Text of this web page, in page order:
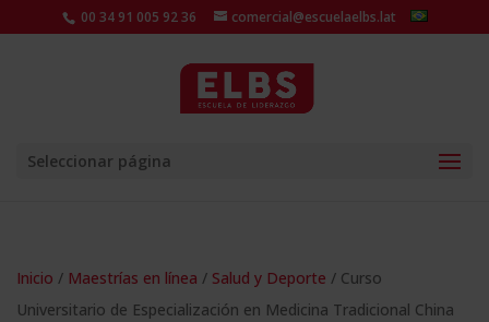
00 34 91 005 92 36 comercial@escuelaelbs.lat
Seleccionar página
Inicio / Maestrías en línea / Salud y Deporte / Curso
Universitario de Especialización en Medicina Tradicional China